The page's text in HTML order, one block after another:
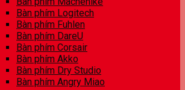
Bàn phím Logitech
Bàn phím Fuhlen
Bàn phím DareU
Bàn phím Corsair
Bàn phím Akko
Bàn phím Dry Studio
Bàn phím Angry Miao